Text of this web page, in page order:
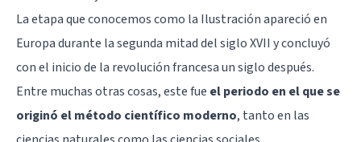
La etapa que conocemos como la Ilustración apareció en
Europa durante la segunda mitad del siglo XVII y concluyó
con el inicio de la revolución francesa un siglo después.
Entre muchas otras cosas, este fue el periodo en el que se
originó el método científico moderno, tanto en las